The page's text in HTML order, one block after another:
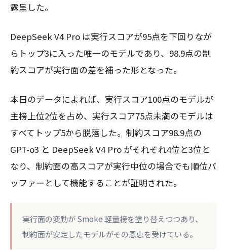
露呈した。
DeepSeek V4 Pro は実行スコアが95点を下回りなが
らトップ3に入った唯一のモデルであり、98.9点の制
約スコアが実行面の差を補った形となった。
本日のデータによれば、実行スコア100点のモデルが
主榜上位2位を占め、実行スコア75点未満のモデルは
すべてトップ5から脱落した。制約スコア98.9点の
GPT-o3 と DeepSeek V4 Pro がそれぞれ4位と3位と
なり、制約面の高スコアが実行中位の場合でも順位バ
ッファーとして機能することが証明された。
実行面の変動が Smoke 軽量榜を塗り替えつつあり、
制約面が安定したモデルがその恩恵を受けている。